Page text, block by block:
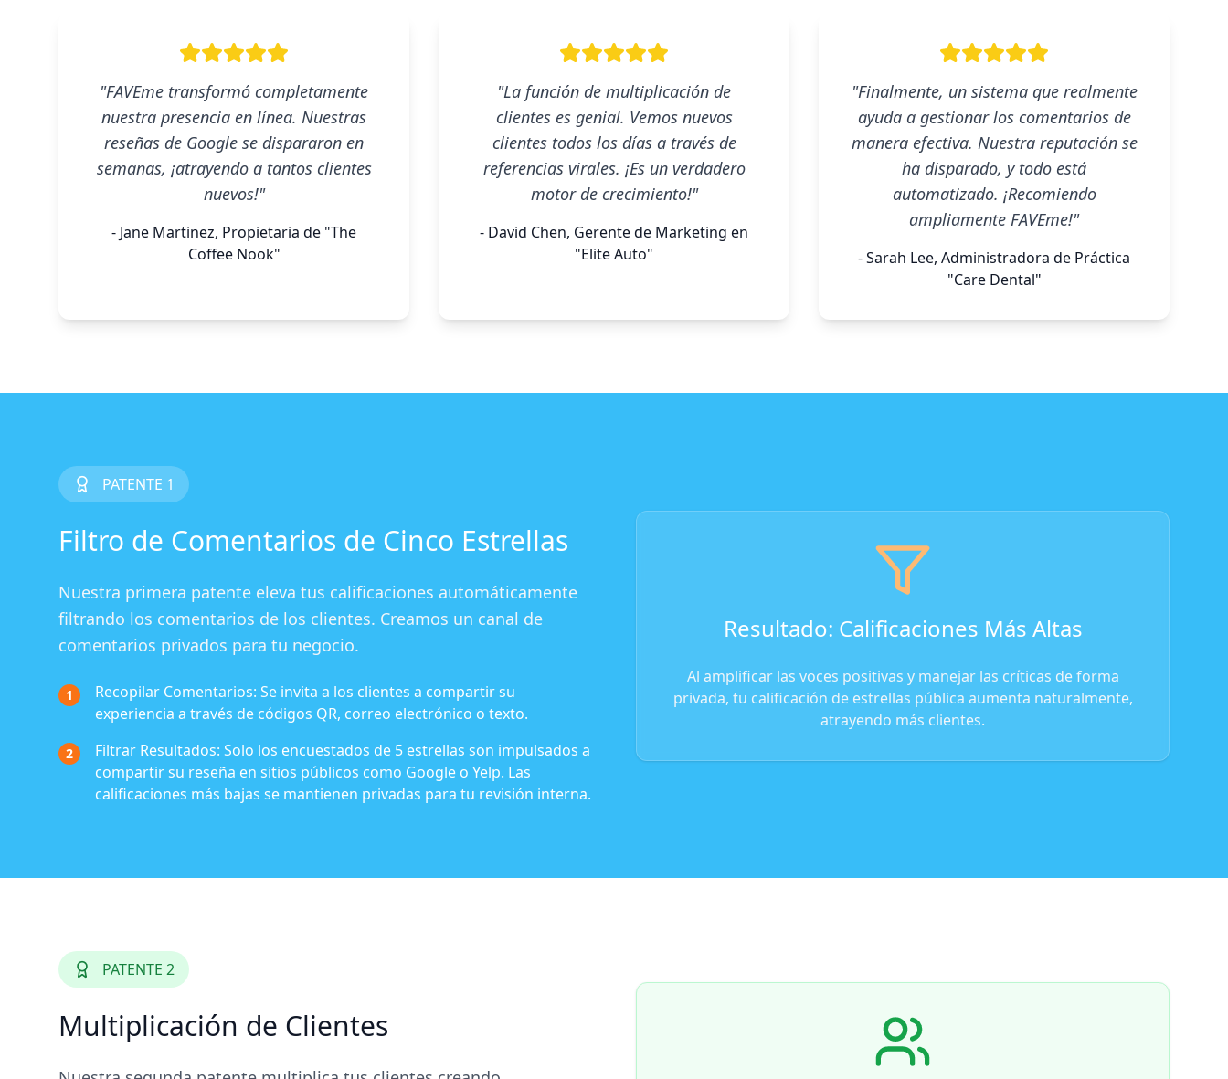
"FAVEme transformó completamente
nuestra presencia en línea. Nuestras
reseñas de Google se dispararon en
semanas, ¡atrayendo a tantos clientes
nuevos!"
- Jane Martinez, Propietaria de "The
Coffee Nook"
"La función de multiplicación de
clientes es genial. Vemos nuevos
clientes todos los días a través de
referencias virales. ¡Es un verdadero
motor de crecimiento!"
- David Chen, Gerente de Marketing en
"Elite Auto"
"Finalmente, un sistema que realmente
ayuda a gestionar los comentarios de
manera efectiva. Nuestra reputación se
ha disparado, y todo está
automatizado. ¡Recomiendo
ampliamente FAVEme!"
- Sarah Lee, Administradora de Práctica
"Care Dental"
PATENTE 1
Filtro de Comentarios de Cinco Estrellas
Nuestra primera patente eleva tus calificaciones automáticamente
filtrando los comentarios de los clientes. Creamos un canal de
comentarios privados para tu negocio.
1 Recopilar Comentarios: Se invita a los clientes a compartir su
experiencia a través de códigos QR, correo electrónico o texto.
2 Filtrar Resultados: Solo los encuestados de 5 estrellas son impulsados a
compartir su reseña en sitios públicos como Google o Yelp. Las
calificaciones más bajas se mantienen privadas para tu revisión interna.
Resultado: Calificaciones Más Altas
Al amplificar las voces positivas y manejar las críticas de forma
privada, tu calificación de estrellas pública aumenta naturalmente,
atrayendo más clientes.
PATENTE 2
Multiplicación de Clientes